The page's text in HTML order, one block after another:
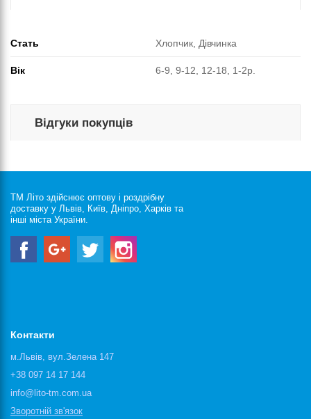
Стать Хлопчик, Дівчинка
Вік 6-9, 9-12, 12-18, 1-2р.
Відгуки покупців
ТМ Літо здійснює оптову і роздрібну
доставку у Львів, Київ, Дніпро, Харків та
інші міста України.
Контакти
м.Львів, вул.Зелена 147
+38 097 14 17 144
info@lito-tm.com.ua
Зворотній зв'язок